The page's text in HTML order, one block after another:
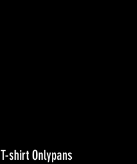
T-shirt Onlypans